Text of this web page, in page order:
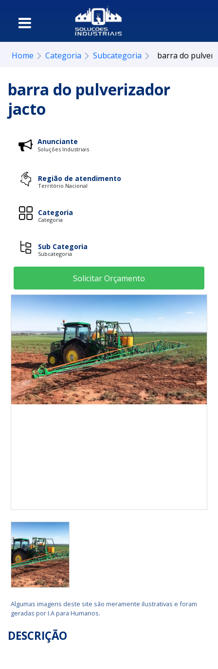
Home Categoria Subcategoria barra do
barra do pulverizador
jacto
Anunciante
Soluções Industriais
Região de atendimento
Território Nacional
Categoria
Categoria
Sub Categoria
Subcategoria
Solicitar Orçamento
Algumas imagens deste site são meramente ilustrativas e foram
geradas por I.A para Humanos.
DESCRIÇÃO